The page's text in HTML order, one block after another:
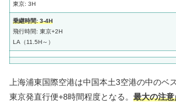
東京: 3H
乗継時間: 3-4H
飛行時間: 東京+2H
LA（11.5H～）
上海浦東国際空港は中国本土3空港の中のベ
東京発直行便+8時間程度となる。 最大の注